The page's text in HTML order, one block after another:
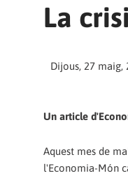
La
Dijous, 27 maig,
Un article
Aquest mes de
l'Economia-Món